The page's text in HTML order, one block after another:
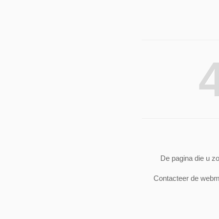
De pagina die u
Contacteer de